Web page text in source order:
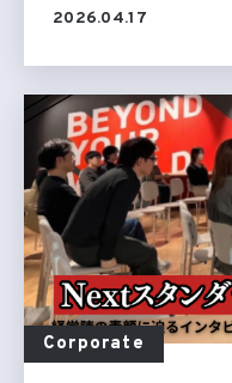
2026.04.17
Corporate